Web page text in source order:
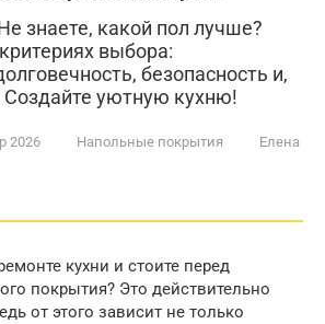
знаете, какой пол лучше?
выбора:
безопасность и,
Создайте уютную кухню!
2026 Напольные покрытия
Елена
кухни и стоите перед
покрытия? Это действительно
от этого зависит не только